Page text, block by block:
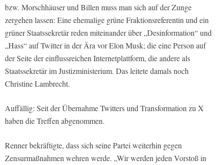
bzw. Morschhäuser und Billen muss man sich auf der Zunge
zergehen lassen: Eine ehemalige grüne Fraktionsreferentin und ein
grüner Staatssekretär reden miteinander über „Desinformation“ und
„Hass“ auf Twitter in der Ära vor Elon Musk; die eine Person auf
der Seite der einflussreichen Internetplattform, die andere als
Staatssekretär im Justizministerium. Das leitete damals noch
Christine Lambrecht.
Auffällig: Seit der Übernahme Twitters und Transformation zu X
haben die Treffen abgenommen.
Renner bekräftigte, dass sich seine Partei weiterhin gegen
Zensurmaßnahmen wehren werde. „Wir werden jeden Vorstoß in